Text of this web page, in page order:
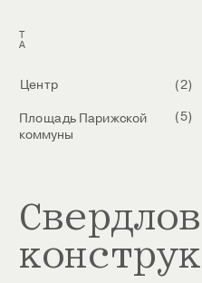
Центр (2)
Площадь Парижской
коммуны
(5)
Т
А